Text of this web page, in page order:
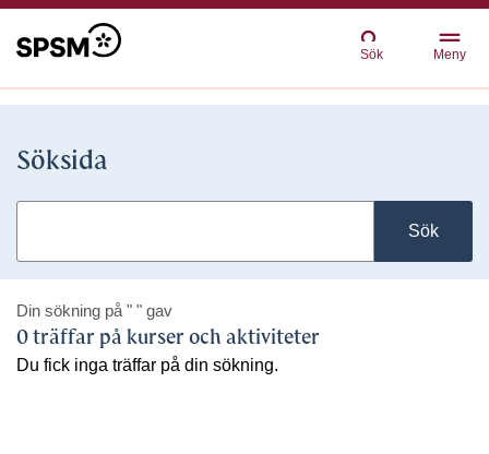
Sök Meny
Söksida
Sök
Din sökning på " " gav
0 träffar på kurser och aktiviteter
Du fick inga träffar på din sökning.